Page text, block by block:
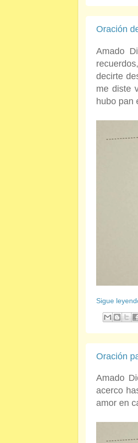
Oración
Amado
decirte
me diste
hubo pan
Sigue
Oración
Amado
acerco
amor en